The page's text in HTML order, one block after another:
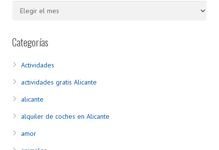
Categorías
Actividades
actividades gratis Alicante
alicante
alquiler de coches en Alicante
amor